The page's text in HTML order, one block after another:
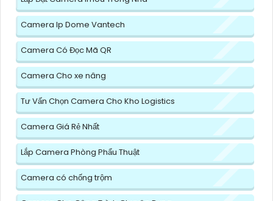
Camera Ip Dome Vantech
Camera Có Đọc Mã QR
Camera Cho xe nâng
Tư Vấn Chọn Camera Cho Kho Logistics
Camera Giá Rẻ Nhất
Lắp Camera Phòng Phẩu Thuật
Camera có chống trộm